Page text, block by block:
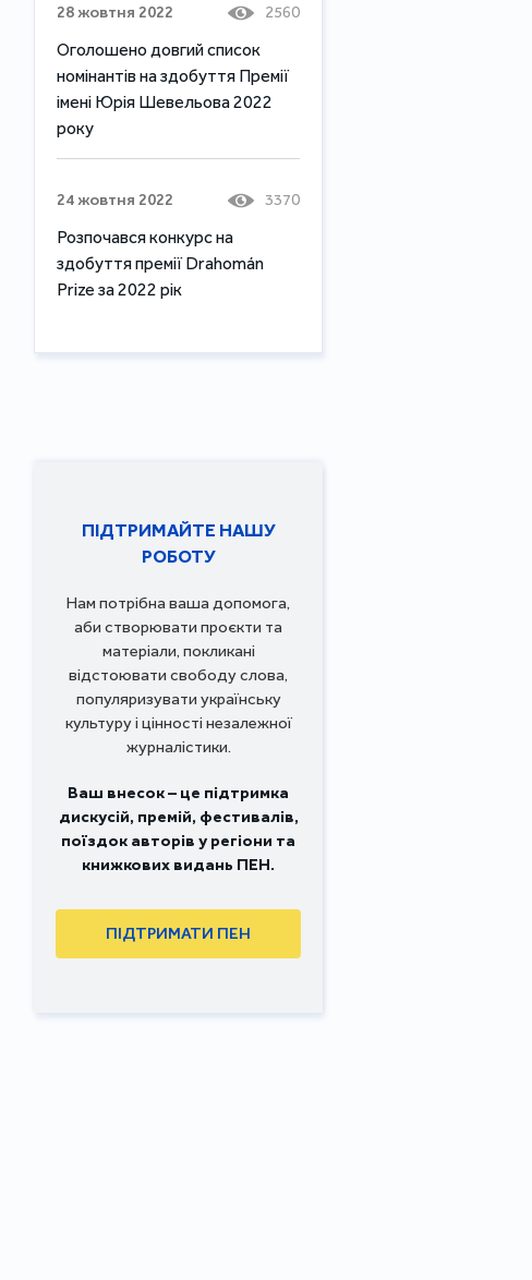
28 жовтня 2022 2560
Оголошено довгий список
номінантів на здобуття Премії
імені Юрія Шевельова 2022
року
24 жовтня 2022 3370
Розпочався конкурс на
здобуття премії Drahomán
Prize за 2022 рік
ПІДТРИМАЙТЕ НАШУ
РОБОТУ
Нам потрібна ваша допомога,
аби створювати проєкти та
матеріали, покликані
відстоювати свободу слова,
популяризувати українську
культуру і цінності незалежної
журналістики.
Ваш внесок – це підтримка
дискусій, премій, фестивалів,
поїздок авторів у регіони та
книжкових видань ПЕН.
ПІДТРИМАТИ ПЕН